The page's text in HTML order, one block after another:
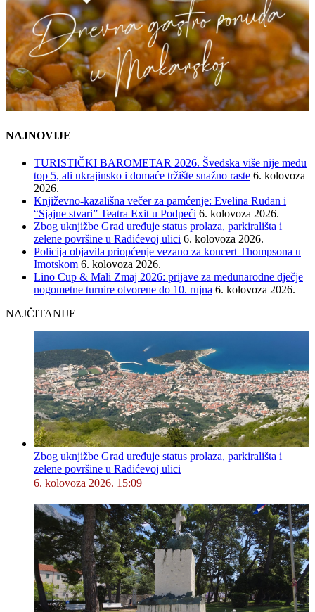
NAJNOVIJE
TURISTIČKI BAROMETAR 2026. Švedska više nije među
top 5, ali ukrajinsko i domaće tržište snažno raste 6. kolovoza
2026.
Književno-kazališna večer za pamćenje: Evelina Rudan i
“Sjajne stvari” Teatra Exit u Podpeći 6. kolovoza 2026.
Zbog uknjižbe Grad uređuje status prolaza, parkirališta i
zelene površine u Radićevoj ulici 6. kolovoza 2026.
Policija objavila priopćenje vezano za koncert Thompsona u
Imotskom 6. kolovoza 2026.
Lino Cup & Mali Zmaj 2026: prijave za međunarodne dječje
nogometne turnire otvorene do 10. rujna 6. kolovoza 2026.
NAJČITANIJE
Zbog uknjižbe Grad uređuje status prolaza, parkirališta i
zelene površine u Radićevoj ulici
6. kolovoza 2026. 15:09